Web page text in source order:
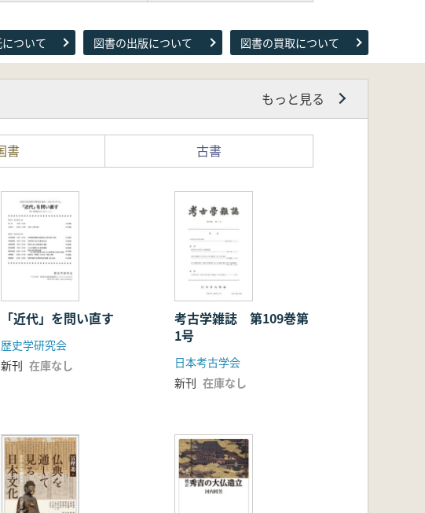
ついて 図書の出版について 図書の買取について
もっと見る
書 古書
「近代」を問い直す
歴史学研究会
新刊 在庫なし
考古学雑誌 第109巻第
1号
日本考古学会
新刊 在庫なし